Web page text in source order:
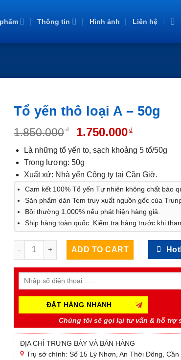
Thông tin Hình ảnh Liên hệ
Tổ yến thô loại A – 50g
1.850.000₫ 1.750.000₫
Là những tổ yến to, sạch khoảng 5 tổ/50g
Trọng lương: 50g
Xuất xứ: Nhà yến Công ty tại Cần Giờ.
Cam kết 100% Tổ yến Tự nhiên không chất bảo
Sản phẩm dánTem truy xuất nguồn gốccủa
Bồi thường 1.000% nếu phát hiện hàng giả.
Ship hàng toàn quốc. Kiểm tra hàng trước khi
Tổ yến thô loại A - 50g quantity
ADD TO CART
Chúng tôi sẽ gọi lại tư vấn & hỗ trợ
ĐỊA CHỈ TRƯNG BÀY VÀ BÁN HÀNG
Trụ sở chính: Số 15 Lý Nhơn, An Thới Đông,